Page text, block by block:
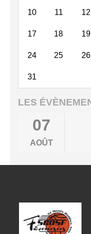
10 11 12
17 18 19
24 25 26
31
LES
07
AOÛT